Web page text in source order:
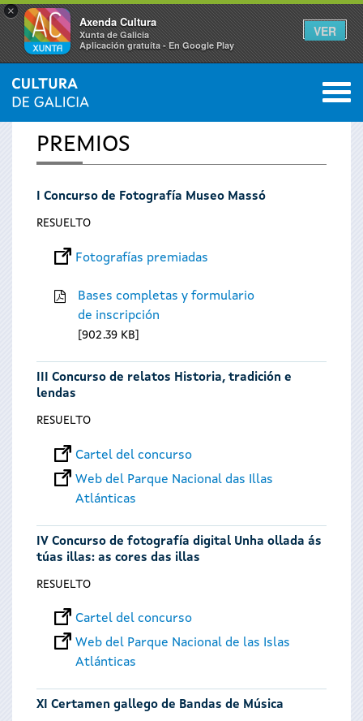
×
Axenda Cultura
Xunta de Galicia
Aplicación gratuíta - En Google Play
VER
Se
encuentra
usted
INICIO 0
PREMIOS
I Concurso de Fotografía Museo Massó
RESUELTO
Fotografías premiadas
Bases completas y formulario
de inscripción
902.39 KB
III Concurso de relatos Historia, tradición e
lendas
RESUELTO
Cartel del concurso
Web del Parque Nacional das Illas
Atlánticas
IV Concurso de fotografía digital Unha ollada ás
túas illas: as cores das illas
RESUELTO
Cartel del concurso
Web del Parque Nacional de las Islas
Atlánticas
XI Certamen gallego de Bandas de Música